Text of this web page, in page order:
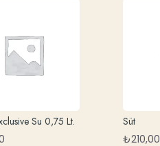
Su 0,75 Lt.
Süt
₺210,00